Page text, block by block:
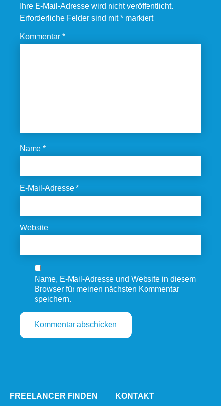
Ihre E-Mail-Adresse wird nicht veröffentlicht.
Erforderliche Felder sind mit*markiert
Kommentar *
Name *
E-Mail-Adresse *
Website
Name, E-Mail-Adresse und Website in diesem
Browser für meinen nächsten Kommentar
speichern.
FREELANCER FINDEN KONTAKT